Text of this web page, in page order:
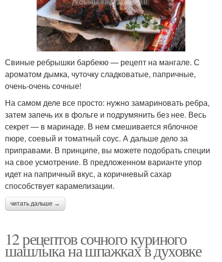
Свиные ребрышки барбекю — рецепт на мангале. С
ароматом дымка, чуточку сладковатые, папричные,
очень-очень сочные!
На самом деле все просто: нужно замариновать ребра,
затем запечь их в фольге и подрумянить без нее. Весь
секрет — в маринаде. В нем смешивается яблочное
пюре, соевый и томатный соус. А дальше дело за
приправами. В принципе, вы можете подобрать специи
на свое усмотрение. В предложенном варианте упор
идет на папричный вкус, а коричневый сахар
способствует карамелизации.
читать дальше →
12 рецептов сочного куриного
шашлыка на шпажках в духовке